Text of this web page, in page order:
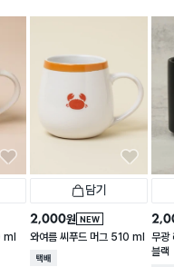
ml
담기
NEW
2,000원
와여름 씨푸드 머그 510 ml
택배배송
무광
블랙